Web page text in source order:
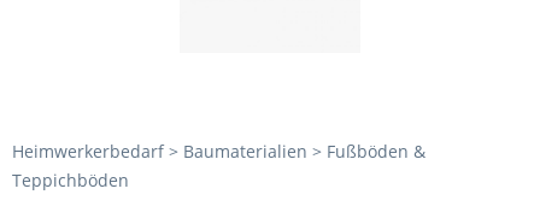
Heimwerkerbedarf > Baumaterialien > Fußböden &
Teppichböden